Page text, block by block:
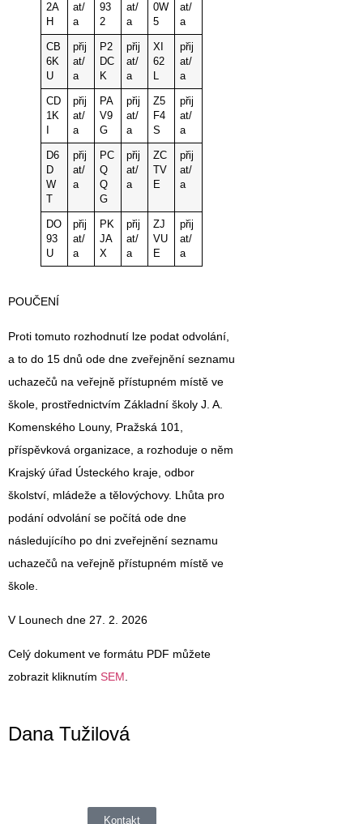
2A
H
at/
a
93
2
at/
a
0W
5
at/
a
CB
6K
U
přij
at/
a
P2
DC
K
přij
at/
a
XI
62
L
přij
at/
a
CD
1K
přij
at/
a
PA
V9
G
přij
at/
a
Z5
F4
S
přij
at/
a
D6
D
W
přij
at/
a
PC
Q
Q
G
přij
at/
a
ZC
TV
E
přij
at/
a
DO
93
U
přij
at/
a
PK
JA
X
přij
at/
a
ZJ
VU
E
přij
at/
a
POUČENÍ
Proti tomuto rozhodnutí lze podat odvolání,
a to do 15 dnů ode dne zveřejnění seznamu
uchazečů na veřejně přístupném místě ve
škole, prostřednictvím Základní školy J. A.
Komenského Louny, Pražská 101,
příspěvková organizace, a rozhoduje o něm
Krajský úřad Ústeckého kraje, odbor
školství, mládeže a tělovýchovy. Lhůta pro
podání odvolání se počítá ode dne
následujícího po dni zveřejnění seznamu
uchazečů na veřejně přístupném místě ve
škole.
V Lounech dne 27. 2. 2026
Celý dokument ve formátu PDF můžete
zobrazit kliknutím SEM.
Dana Tužilová
Kontakt